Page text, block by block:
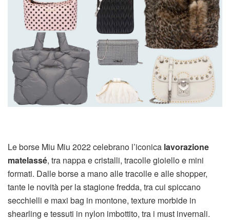
Le borse Miu Miu 2022 celebrano l’iconica lavorazione
matelassé, tra nappa e cristalli, tracolle gioiello e mini
formati. Dalle borse a mano alle tracolle e alle shopper,
tante le novità per la stagione fredda, tra cui spiccano
secchielli e maxi bag in montone, texture morbide in
shearling e tessuti in nylon imbottito, tra i must invernali.